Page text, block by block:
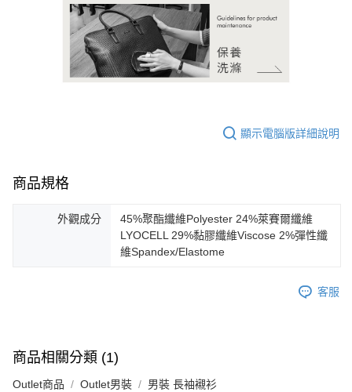
顯示電腦版詳細說明
商品規格
外觀成分
45%聚酯纖維Polyester 24%萊賽爾纖維
LYOCELL 29%黏膠纖維Viscose 2%彈性纖
維Spandex/Elastome
客服
商品相關分類 (1)
Outlet商品 Outlet男裝 男裝 長袖襯衫